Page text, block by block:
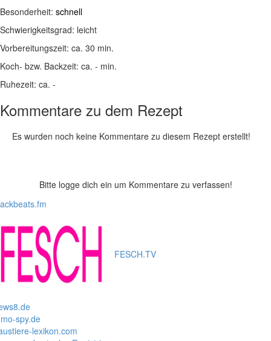
Besonderheit: schnell
Schwierigkeitsgrad: leicht
Vorbereitungszeit: ca. 30 min.
Koch- bzw. Backzeit: ca. - min.
Ruhezeit: ca. -
Kommentare zu dem Rezept
Es wurden noch keine Kommentare zu diesem Rezept erstellt!
Bitte logge dich ein um Kommentare zu verfassen!
FESCH.TV
spy.de
lexikon.com